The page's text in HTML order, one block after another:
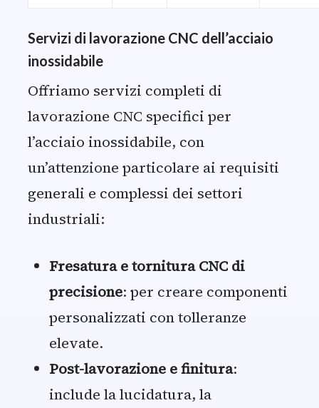
Servizi di lavorazione CNC dell’acciaio
inossidabile
Offriamo servizi completi di
lavorazione CNC specifici per
l’acciaio inossidabile, con
un’attenzione particolare ai requisiti
generali e complessi dei settori
industriali:
Fresatura e tornitura CNC di
precisione: per creare componenti
personalizzati con tolleranze
elevate.
Post-lavorazione e finitura:
include la lucidatura, la